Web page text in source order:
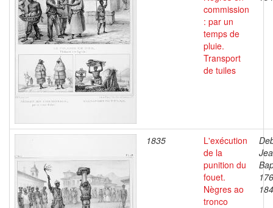
commission
: par un
temps de
pluie.
Transport
de tuiles
1835
L'exécution
de la
punition du
fouet.
Nègres ao
tronco